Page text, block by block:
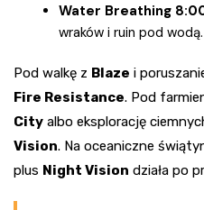
Water Breathing
wraków i ruin pod wodą.
Pod walkę z Blaze i
Fire Resistance. Pod
City albo eksplorację
Vision. Na oceaniczne
plus Night Vision działa po